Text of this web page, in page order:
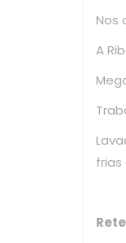
Nos
A
frias